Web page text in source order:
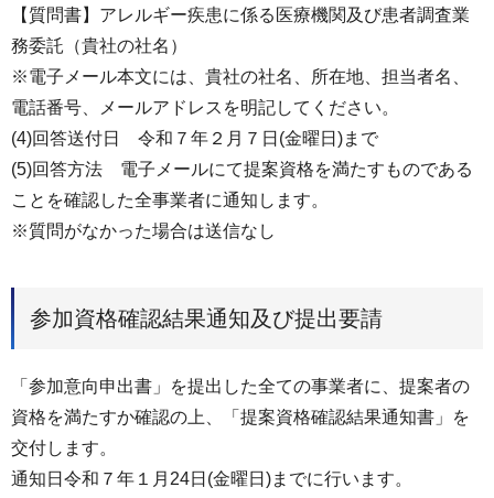
【質問書】アレルギー疾患に係る医療機関及び患者調査業
務委託（貴社の社名）
※電子メール本文には、貴社の社名、所在地、担当者名、
電話番号、メールアドレスを明記してください。
(4)回答送付日 令和７年２月７日(金曜日)まで
(5)回答方法 電子メールにて提案資格を満たすものである
ことを確認した全事業者に通知します。
※質問がなかった場合は送信なし
参加資格確認結果通知及び提出要請
「参加意向申出書」を提出した全ての事業者に、提案者の
資格を満たすか確認の上、「提案資格確認結果通知書」を
交付します。
通知日令和７年１月24日(金曜日)までに行います。